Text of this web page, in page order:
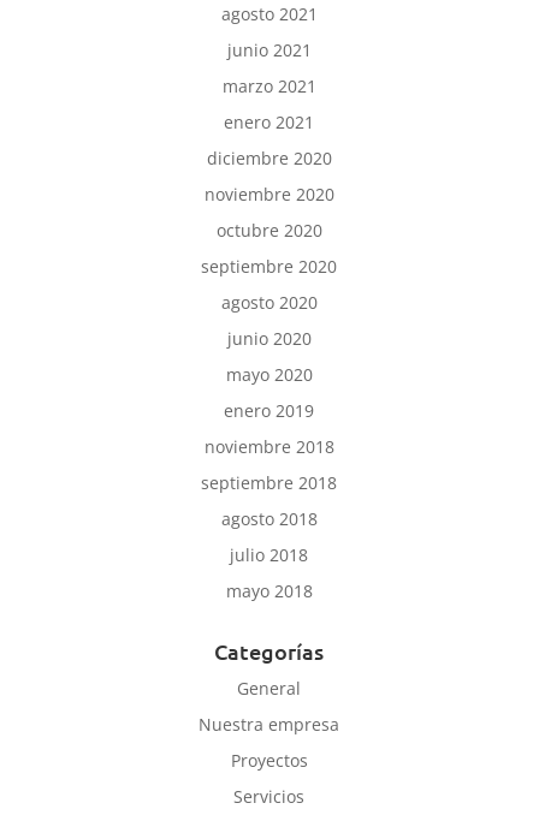
agosto 2021
junio 2021
marzo 2021
enero 2021
diciembre 2020
noviembre 2020
octubre 2020
septiembre 2020
agosto 2020
junio 2020
mayo 2020
enero 2019
noviembre 2018
septiembre 2018
agosto 2018
julio 2018
mayo 2018
Categorías
General
Nuestra empresa
Proyectos
Servicios